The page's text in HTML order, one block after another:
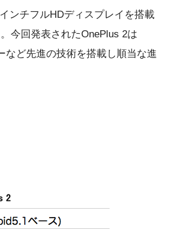
ンチフルHDディスプレイを搭載
今回発表されたOnePlus 2は
など先進の技術を搭載し順当な進